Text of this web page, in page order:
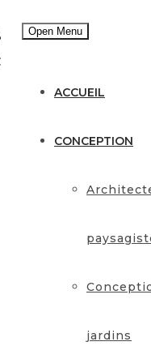
Open Menu
ACCUEIL
CONCEPTION
jardins